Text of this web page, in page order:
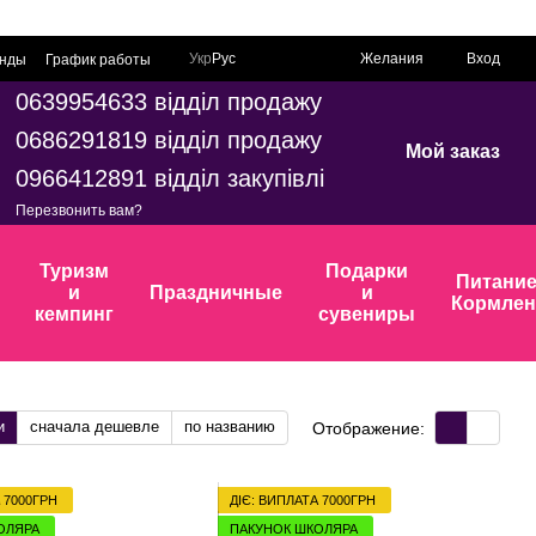
График работы Укр Рус Желания Вход
0639954633 відділ продажу
0686291819 відділ продажу
0966412891 відділ закупівлі
Перезвонить вам?
Мой заказ
Туризм
и
кемпинг
Праздничные
Подарки
и
сувениры
сначала дешевле по названию Отображение:
ДІЄ: ВИПЛАТА 7000ГРН
ПАКУНОК ШКОЛЯРА